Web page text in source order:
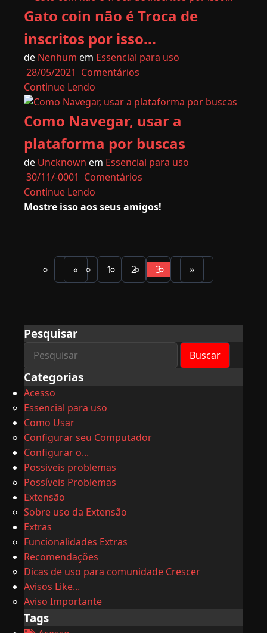
Gato coin não é Troca de
inscritos por isso...
de Nenhum em Essencial para uso
28/05/2021 Comentários
Continue Lendo
Como Navegar, usar a
plataforma por buscas
de Uncknown em Essencial para uso
30/11/-0001 Comentários
Continue Lendo
Mostre isso aos seus amigos!
« 1 2 3 (atual)
»
Pesquisar
Categorias
Acesso
Essencial para uso
Como Usar
Configurar seu Computador
Configurar o...
Possiveis problemas
Possíveis Problemas
Extensão
Sobre uso da Extensão
Extras
Funcionalidades Extras
Recomendações
Dicas de uso para comunidade Crescer
Avisos Like...
Aviso Importante
Tags